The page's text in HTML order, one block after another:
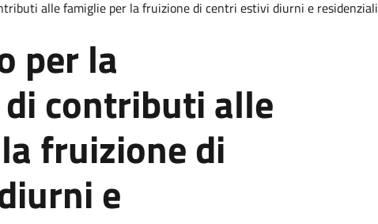
alle famiglie per la fruizione di centri estivi diurni e residenziali
per la
contributi alle
fruizione di
e